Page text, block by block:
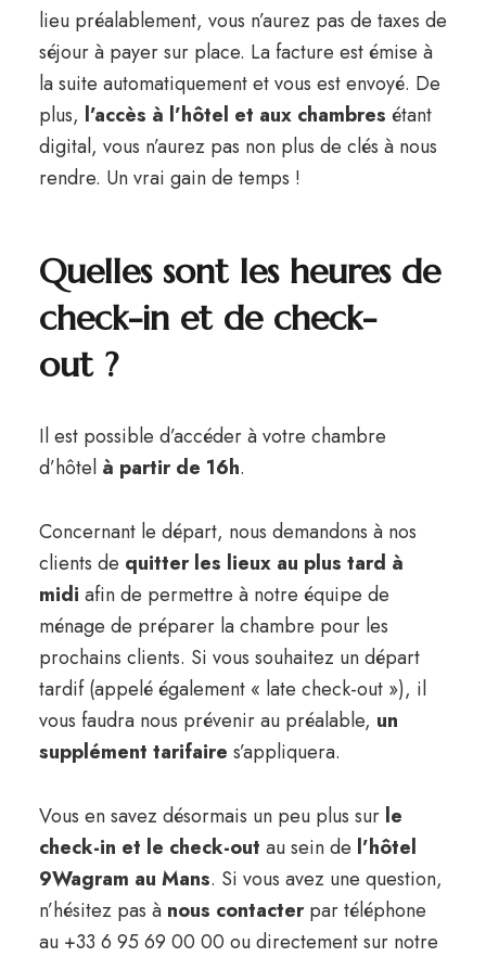
lieu préalablement, vous n’aurez pas de taxes de
séjour à payer sur place. La facture est émise à
la suite automatiquement et vous est envoyé. De
plus, l’accès à l’hôtel et aux chambres étant
digital, vous n’aurez pas non plus de clés à nous
rendre. Un vrai gain de temps !
Quelles sont les heures de
check-in et de check-
out ?
Il est possible d’accéder à votre chambre
d’hôtelà partir de 16h.
Concernant le départ, nous demandons à nos
clients de quitter les lieux au plus tard à
midi afin de permettre à notre équipe de
ménage de préparer la chambre pour les
prochains clients. Si vous souhaitez un départ
tardif (appelé également « late check-out »), il
vous faudra nous prévenir au préalable, un
supplément tarifaire s’appliquera.
Vous en savez désormais un peu plus surle
check-in et le check-out au sein de l’hôtel
9Wagram au Mans. Si vous avez une question,
n’hésitez pas à nous contacterpar téléphone
au +33 6 95 69 00 00 ou directement sur notre